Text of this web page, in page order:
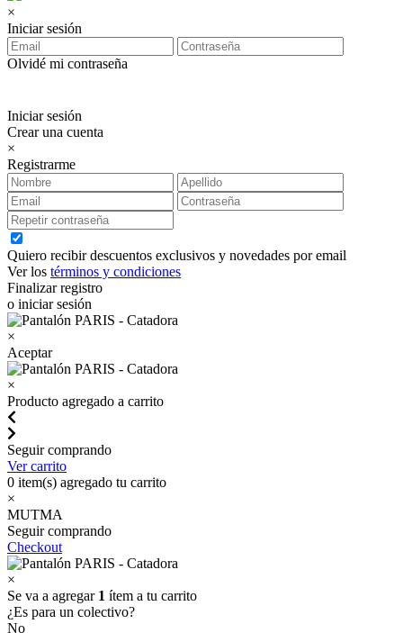
×
Iniciar sesión
Olvidé mi contraseña
Iniciar sesión
Crear una cuenta
×
Registrarme
Quiero recibir descuentos exclusivos y novedades por email
Ver los términos y condiciones
Finalizar registro
o iniciar sesión
×
Aceptar
×
Producto agregado a carrito
Seguir comprando
Ver carrito
0 item(s) agregado tu carrito
×
MUTMA
Seguir comprando
Checkout
×
Se va a agregar 1 ítem a tu carrito
¿Es para un colectivo?
No